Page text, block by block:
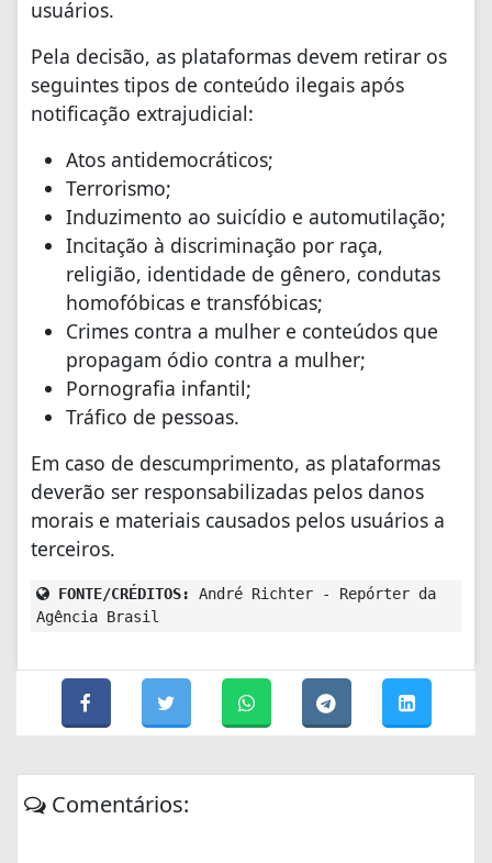
usuários.
Pela decisão, as plataformas devem retirar os
seguintes tipos de conteúdo ilegais após
notificação extrajudicial:
Atos antidemocráticos;
Terrorismo;
Induzimento ao suicídio e automutilação;
Incitação à discriminação por raça,
religião, identidade de gênero, condutas
homofóbicas e transfóbicas;
Crimes contra a mulher e conteúdos que
propagam ódio contra a mulher;
Pornografia infantil;
Tráfico de pessoas.
Em caso de descumprimento, as plataformas
deverão ser responsabilizadas pelos danos
morais e materiais causados pelos usuários a
terceiros.
FONTE/CRÉDITOS:
André Richter - Repórter da
Agência Brasil
Comentários: